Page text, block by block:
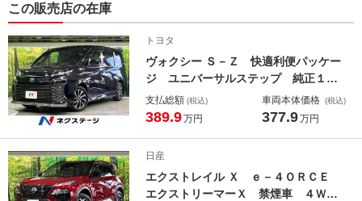
この販売店の在庫
トヨタ
ヴォクシー Ｓ－Ｚ 快適利便パッケー
ジ ユニバーサルステップ 純正１
０．５型ナビ 全周囲カメラ フリッ
プダウンモニター 電動リアゲート
トハイビーム
支払総額 (税込)
389.9万円
車両本体価格 (税込)
377.9万円
日産
エクストレイル Ｘ ｅ－４ＯＲＣＥ
エクストリーマーＸ 禁煙車 ４Ｗ